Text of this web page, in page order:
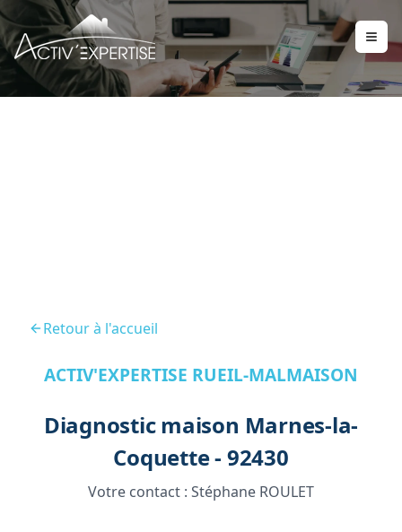
Retour à l'accueil
ACTIV'EXPERTISE RUEIL-MALMAISON
Diagnostic maison Marnes-la-
Coquette - 92430
Votre contact : Stéphane ROULET